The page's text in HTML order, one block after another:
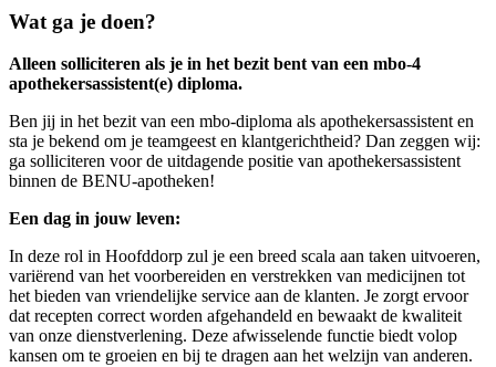
Wat ga je doen?
Alleen solliciteren als je in het bezit bent van een mbo-4
apothekersassistent(e) diploma.
Ben jij in het bezit van een mbo-diploma als apothekersassistent en
sta je bekend om je teamgeest en klantgerichtheid? Dan zeggen wij:
ga solliciteren voor de uitdagende positie van apothekersassistent
binnen de BENU-apotheken!
Een dag in jouw leven:
In deze rol in Hoofddorp zul je een breed scala aan taken uitvoeren,
variërend van het voorbereiden en verstrekken van medicijnen tot
het bieden van vriendelijke service aan de klanten. Je zorgt ervoor
dat recepten correct worden afgehandeld en bewaakt de kwaliteit
van onze dienstverlening. Deze afwisselende functie biedt volop
kansen om te groeien en bij te dragen aan het welzijn van anderen.